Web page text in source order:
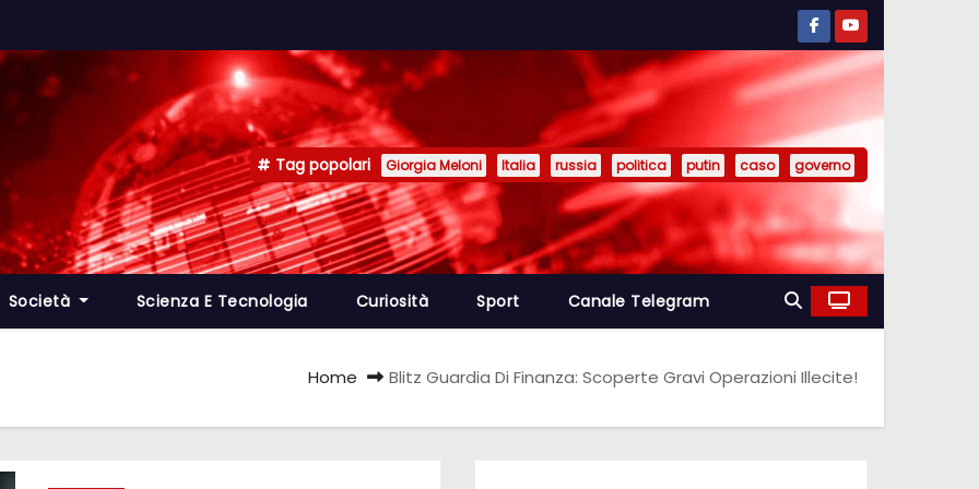
Tag popolari Giorgia Meloni Italia russia politica putin caso governo
Società Scienza E Tecnologia Curiosità Sport Canale Telegram
Home Blitz Guardia Di Finanza: Scoperte Gravi Operazioni Illecite!